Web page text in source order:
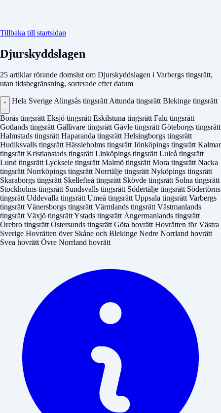
Tillbaka till startsidan
Djurskyddslagen
25 artiklar rörande domslut om Djurskyddslagen i Varbergs tingsrätt,
utan tidsbegränsning, sorterade efter datum
Hela Sverige Alingsås tingsrätt Attunda tingsrätt Blekinge tingsrätt
Borås tingsrätt Eksjö tingsrätt Eskilstuna tingsrätt Falu tingsrätt
Gotlands tingsrätt Gällivare tingsrätt Gävle tingsrätt Göteborgs tingsrätt
Halmstads tingsrätt Haparanda tingsrätt Helsingborgs tingsrätt
Hudiksvalls tingsrätt Hässleholms tingsrätt Jönköpings tingsrätt Kalmar
tingsrätt Kristianstads tingsrätt Linköpings tingsrätt Luleå tingsrätt
Lund tingsrätt Lycksele tingsrätt Malmö tingsrätt Mora tingsrätt Nacka
tingsrätt Norrköpings tingsrätt Norrtälje tingsrätt Nyköpings tingsrätt
Skaraborgs tingsrätt Skellefteå tingsrätt Skövde tingsrätt Solna tingsrätt
Stockholms tingsrätt Sundsvalls tingsrätt Södertälje tingsrätt Södertörns
tingsrätt Uddevalla tingsrätt Umeå tingsrätt Uppsala tingsrätt Varbergs
tingsrätt Vänersborgs tingsrätt Värmlands tingsrätt Västmanlands
tingsrätt Växjö tingsrättYstads tingsrätt Ångermanlands tingsrätt
Örebro tingsrätt Östersunds tingsrätt Göta hovrätt Hovrätten för Västra
Sverige Hovrätten över Skåne och Blekinge Nedre Norrland hovrätt
Svea hovrätt Övre Norrland hovrätt